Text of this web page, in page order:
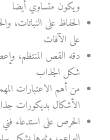
ويكون متساوي أيضا
الحفاظ على النباتات،
على الآفات
دقه القص المنتظم،
شكل الجذاب
من أهم الاعتبارات
الأشكال بديكورات
الحرص على استدعاء